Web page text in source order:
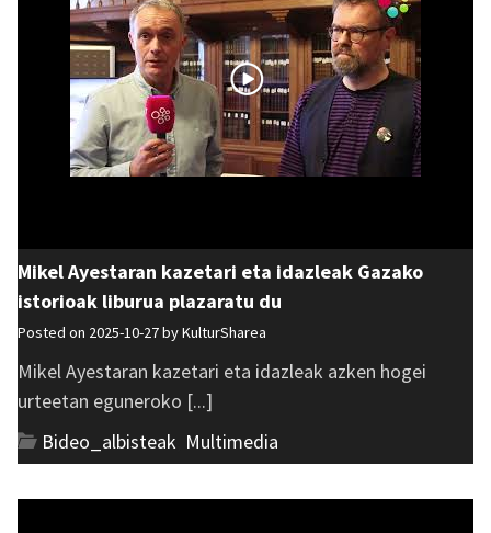
Mikel Ayestaran kazetari eta idazleak Gazako
istorioak liburua plazaratu du
Posted on 2025-10-27 byKulturSharea
Mikel Ayestaran kazetari eta idazleak azken hogei
urteetan eguneroko [...]
Bideo_albisteak Multimedia